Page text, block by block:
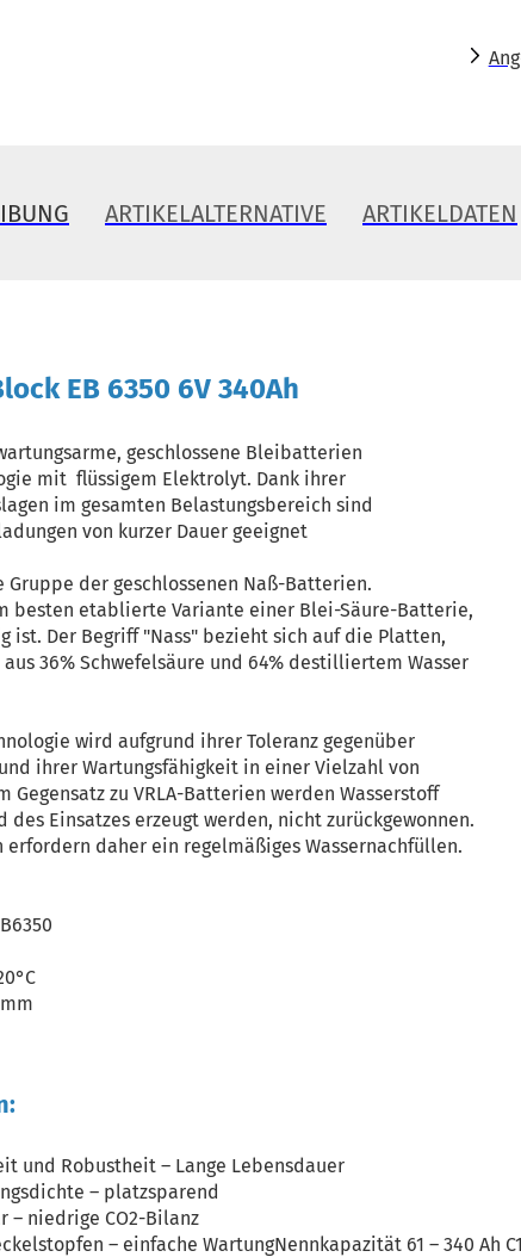
ARTIKELALTERNATIVE ARTIKELDATEN
EB 6350 6V 340Ah
geschlossene Bleibatterien
mit flüssigem Elektrolyt. Dank ihrer
im gesamten Belastungsbereich sind
von kurzer Dauer geeignet
der geschlossenen Naß-Batterien.
besten etablierte Variante einer Blei-Säure-Batterie,
ist. Der Begriff "Nass" bezieht sich auf die Platten,
36% Schwefelsäure und 64% destilliertem Wasser
wird aufgrund ihrer Toleranz gegenüber
ihrer Wartungsfähigkeit in einer Vielzahl von
Gegensatz zu VRLA-Batterien werden Wasserstoff
des Einsatzes erzeugt werden, nicht zurückgewonnen.
daher ein regelmäßiges Wassernachfüllen.
und Robustheit – Lange Lebensdauer
– platzsparend
– niedrige CO2-Bilanz
– einfache WartungNennkapazität 61 – 340 Ah